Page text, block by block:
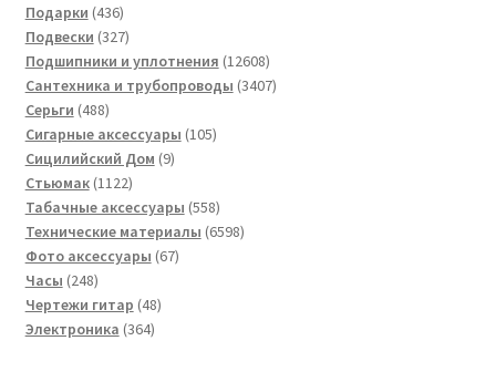
Подарки 436436
товаров
Подвески 327327
товаров
Подшипники и уплотнения 1260812608
товаров
Сантехника и трубопроводы 34073407
Серьги 488488
товаров
Сигарные аксессуары 105105
Сицилийский Дом 99
Стьюмак 11221122
товара
Табачные аксессуары 558558
товаров
Технические материалы 65986598
Фото аксессуары 6767
Часы 248248
товаров
Чертежи гитар 4848
Электроника 364364